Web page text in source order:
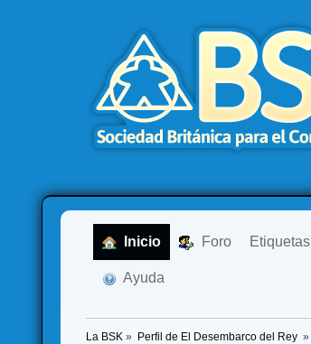
Inicio Foro Etiquetas
Ayuda
La BSK » Perfil de El Desembarco del Rey »